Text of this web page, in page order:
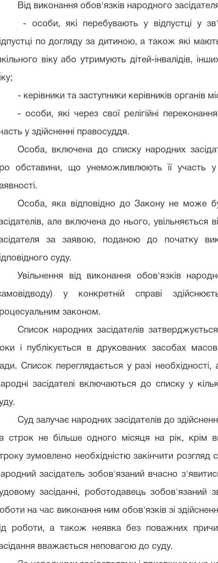
Від виконання обов'язків народного
- особи, які перебувають у відпустці у
по догляду за дитиною, а також які
віку або утримують дітей-інвалідів,
- керівники та заступники керівників органів
- особи, які через свої релігійні
у здійсненні правосуддя.
Особа, включена до списку народних
обставини, що унеможливлюють її участь у
Особа, яка відповідно до Закону не може
але включена до нього, увільняється
за заявою, поданою до початку
суду.
Увільнення від виконання обов'язків
у конкретній справі
законом.
Список народних засідателів
і публікується в друкованих засобах
Список переглядається у разі
засідателі включаються до списку у
Суд залучає народних засідателів до
строк не більше одного місяця на рік, крім
зумовлено необхідністю закінчити розгляд
засідатель зобов'язаний вчасно
засіданні, роботодавець зобов'язаний
на час виконання ним обов'язків зі
роботи, а також неявка без поважних
вважається неповагою до суду.